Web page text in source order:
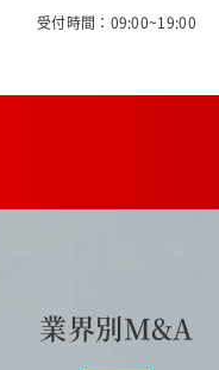
受付時間：09:00~19:00
業界別M&A